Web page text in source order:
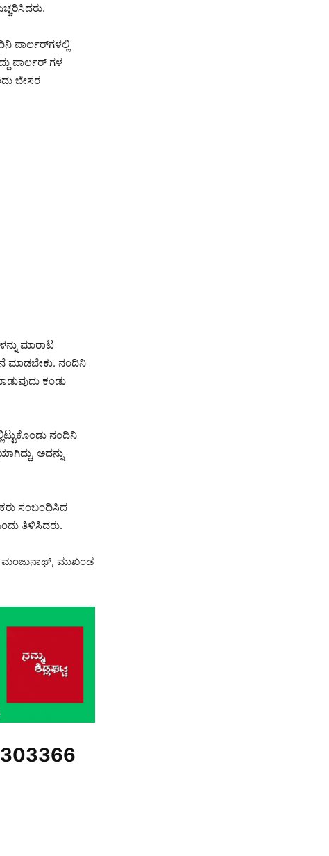
ಪಾರ್ಲರ್‌ಗಳಲ್ಲಿ
ಪಾರ್ಲರ್‌ ಗಳ
ಬೇಸರ
ಮಾರಾಟ
ಮಾಡಬೇಕು. ನಂದಿನಿ
ಕಂಡು
ನಂದಿನಿ
ಅದನ್ನು
ಸಂಬಂಧಿಸಿದ
ತಿಳಿಸಿದರು.
ಮಂಜುನಾಥ್, ಮುಖಂಡ